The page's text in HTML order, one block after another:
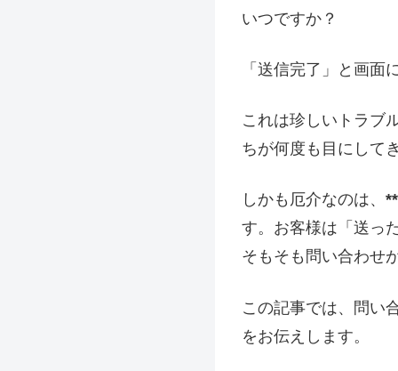
いつですか？
「送信完了」と画
これは珍しいトラブ
ちが何度も目にして
しかも厄介なのは、
す。お客様は「送っ
そもそも問い合わせ
この記事では、問い
をお伝えします。